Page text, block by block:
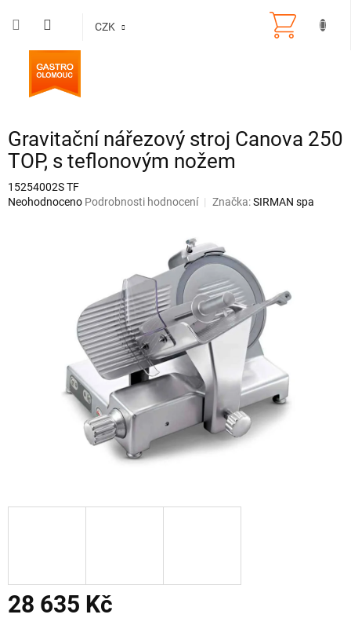
CZK
Gravitační nářezový stroj Canova 250
TOP, s teflonovým nožem
15254002S TF
Průměrné
Neohodnoceno Podrobnosti hodnocení Značka:SIRMAN spa
28 635 Kč